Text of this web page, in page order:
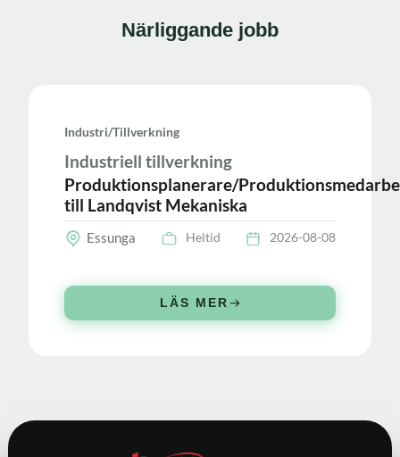
Närliggande jobb
Industri/tillverkning
Industriell tillverkning
Produktionsplanerare/
till Landqvist Mekaniska
Essunga Heltid 2026-08-08
LÄS MER